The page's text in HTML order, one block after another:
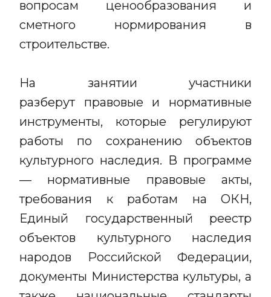
вопросам ценообразования и
сметного нормирования в
строительстве.
На занятии участники
разберут правовые и нормативные
инструменты, которые регулируют
работы по сохранению объектов
культурного наследия. В программе
— нормативные правовые акты,
требования к работам на ОКН,
Единый государственный реестр
объектов культурного наследия
народов Российской Федерации,
документы Министерства культуры, а